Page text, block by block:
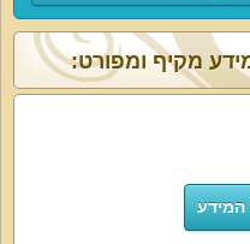
מקיף ומפורט: